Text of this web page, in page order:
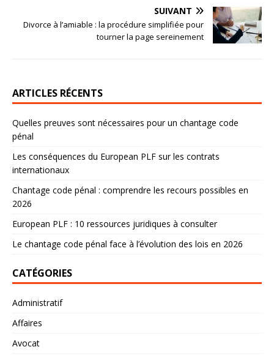
SUIVANT
Divorce à l’amiable : la procédure simplifiée pour
tourner la page sereinement
ARTICLES RÉCENTS
Quelles preuves sont nécessaires pour un chantage code
pénal
Les conséquences du European PLF sur les contrats
internationaux
Chantage code pénal : comprendre les recours possibles en
2026
European PLF : 10 ressources juridiques à consulter
Le chantage code pénal face à l’évolution des lois en 2026
CATÉGORIES
Administratif
Affaires
Avocat